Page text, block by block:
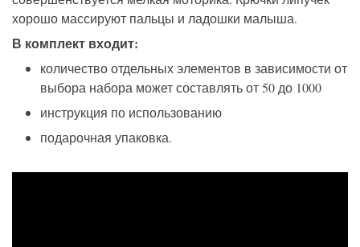
хорошо массируют пальцы и ладошки малыша.
В комплект входит:
количество отдельных элементов в зависимости от
выбора набора может составлять от 50 до 1000
инструкция по использованию
подарочная упаковка.